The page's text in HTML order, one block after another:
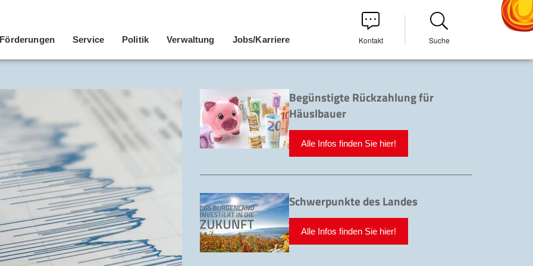
Förderungen Service Politik Verwaltung Jobs/Karriere Kontakt Suche
Begünstigte Rückzahlung für
Häuslbauer
Alle Infos finden Sie hier!
Schwerpunkte des Landes
Alle Infos finden Sie hier!